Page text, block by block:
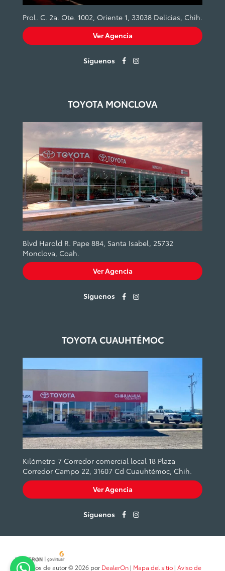
Prol. C. 2a. Ote. 1002, Oriente 1, 33038 Delicias, Chih.
Ver Agencia
Síguenos
TOYOTA MONCLOVA
Blvd Harold R. Pape 884, Santa Isabel, 25732
Monclova, Coah.
Ver Agencia
Síguenos
TOYOTA CUAUHTÉMOC
Kilómetro 7 Corredor comercial local 18 Plaza
Corredor Campo 22, 31607 Cd Cuauhtémoc, Chih.
Ver Agencia
Síguenos
Derechos de autor © 2026 porDealerOn | Mapa del sitio | Aviso de